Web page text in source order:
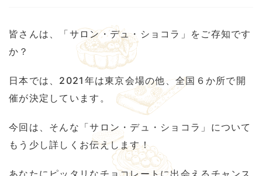
皆さんは、「サロン・デュ・ショコラ」をご存知です
か？
日本では、2021年は東京会場の他、全国６か所で開
催が決定しています。
今回は、そんな「サロン・デュ・ショコラ」について
もう少し詳しくお伝えします！